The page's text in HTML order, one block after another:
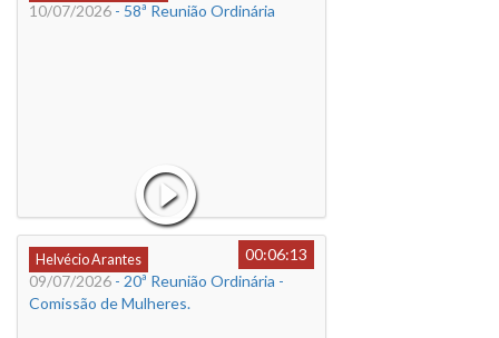
10/07/2026 - 58ª Reunião Ordinária
Helvécio Arantes
00:06:13
09/07/2026 - 20ª Reunião Ordinária -
Comissão de Mulheres.